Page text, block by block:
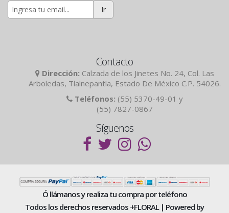
Ir
Contacto
Dirección: Calzada de los Jinetes No. 24, Col. Las
Arboledas, Tlalnepantla, Estado De México C.P. 54026.
Teléfonos: (55) 5370-49-01 y
(55) 7827-0867
Síguenos
Ó llámanos y realiza tu compra por teléfono
Todos los derechos reservados +FLORAL | Powered by